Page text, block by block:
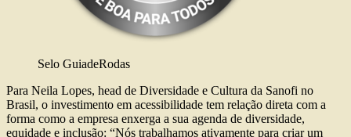
Selo GuiadeRodas
Para Neila Lopes, head de Diversidade e Cultura da Sanofi no
Brasil, o investimento em acessibilidade tem relação direta com a
forma como a empresa enxerga a sua agenda de diversidade,
equidade e inclusão: “Nós trabalhamos ativamente para criar um